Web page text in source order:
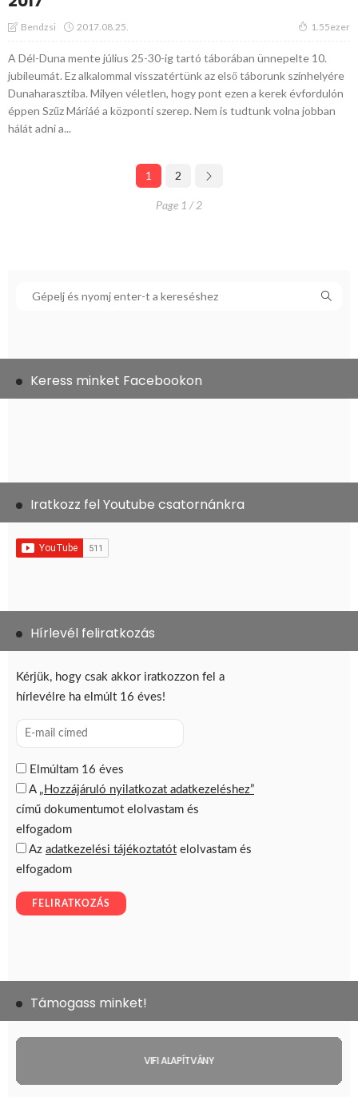
Bendzsi 2017.08.25. 1.55ezer
A Dél-Duna mente július 25-30-ig tartó táborában ünnepelte 10.
jubileumát. Ez alkalommal visszatértünk az első táborunk színhelyére
Dunaharasztiba. Milyen véletlen, hogy pont ezen a kerek évfordulón
éppen Szűz Máriáé a központi szerep. Nem is tudtunk volna jobban
hálát adni a...
1 2
Page 1 / 2
Keress minket Facebookon
Iratkozz fel Youtube csatornánkra
Hírlevél feliratkozás
Támogass minket!
VIFI ALAPÍTVÁNY